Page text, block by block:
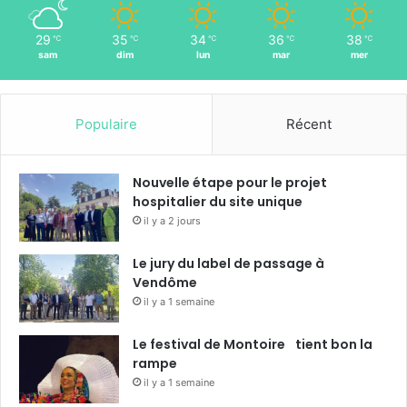
29 ℃
sam
35 ℃
dim
34 ℃
lun
36 ℃
mar
38 ℃
mer
Populaire Récent
Nouvelle étape pour le projet
hospitalier du site unique
il y a 2 jours
Le jury du label de passage à
Vendôme
il y a 1 semaine
Le festival de Montoire tient bon la
rampe
il y a 1 semaine